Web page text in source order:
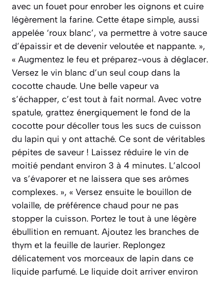
avec un fouet pour enrober les oignons et cuire
légèrement la farine. Cette étape simple, aussi
appelée ‘roux blanc’, va permettre à votre sauce
d’épaissir et de devenir veloutée et nappante. »,
« Augmentez le feu et préparez-vous à déglacer.
Versez le vin blanc d’un seul coup dans la
cocotte chaude. Une belle vapeur va
s’échapper, c’est tout à fait normal. Avec votre
spatule, grattez énergiquement le fond de la
cocotte pour décoller tous les sucs de cuisson
du lapin qui y ont attaché. Ce sont de véritables
pépites de saveur ! Laissez réduire le vin de
moitié pendant environ 3 à 4 minutes. L’alcool
va s’évaporer et ne laissera que ses arômes
complexes. », « Versez ensuite le bouillon de
volaille, de préférence chaud pour ne pas
stopper la cuisson. Portez le tout à une légère
ébullition en remuant. Ajoutez les branches de
thym et la feuille de laurier. Replongez
délicatement vos morceaux de lapin dans ce
liquide parfumé. Le liquide doit arriver environ